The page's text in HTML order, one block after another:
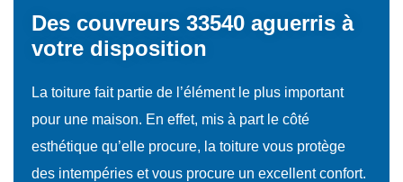
Des couvreurs 33540 aguerris à
votre disposition
La toiture fait partie de l’élément le plus important
pour une maison. En effet, mis à part le côté
esthétique qu’elle procure, la toiture vous protège
des intempéries et vous procure un excellent confort.